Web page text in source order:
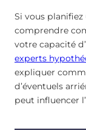
Si vous
comprendre
votre capacité
experts
expliquer
d’éventuels
peut influencer